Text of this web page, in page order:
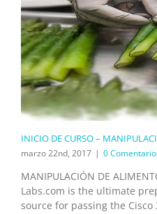
INICIO DE CURSO –
marzo 22nd, 2017 | 0
MANIPULACIÓN DE
Labs.com is the ultimate
source for passing the Cisco